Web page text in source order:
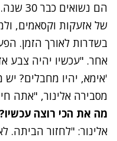
הם
של אזעקות וקסאמים,
בשדרות לאורך הזמן.
אחר. "עכשיו יהיה צבע
'אימא, יהיו מחבלים? יש
מסבירה אלינור, "אתה
מה את הכי רוצה עכשיו?
אלינור: "לחזור הביתה.